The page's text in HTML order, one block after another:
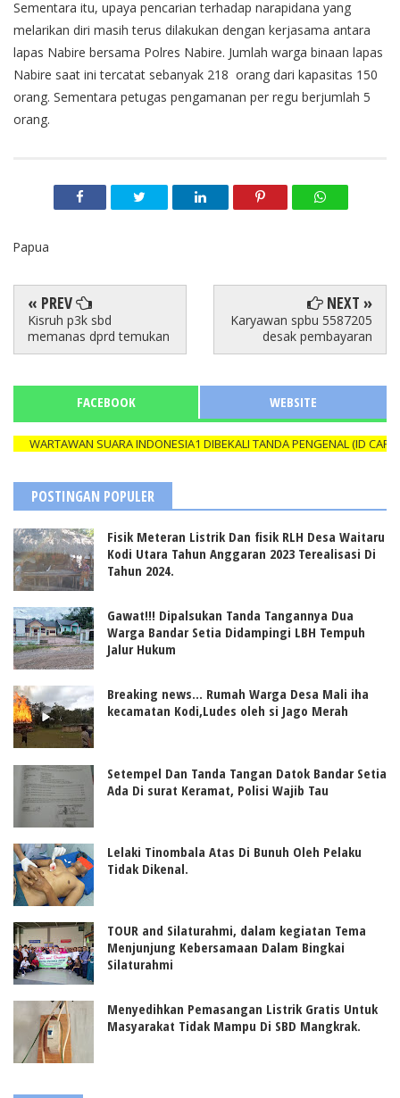
Sementara itu, upaya pencarian terhadap narapidana yang
melarikan diri masih terus dilakukan dengan kerjasama antara
lapas Nabire bersama Polres Nabire. Jumlah warga binaan lapas
Nabire saat ini tercatat sebanyak 218 orang dari kapasitas 150
orang. Sementara petugas pengamanan per regu berjumlah 5
orang.
Papua
« PREV
Kisruh p3k sbd
memanas dprd temukan
NEXT »
Karyawan spbu 5587205
desak pembayaran
FACEBOOK WEBSITE
SUARA INDONESIA1 DIBEKALI TANDA PENGENAL (ID CARD)
POSTINGAN POPULER
Fisik Meteran Listrik Dan fisik RLH Desa Waitaru
Kodi Utara Tahun Anggaran 2023 Terealisasi Di
Tahun 2024.
Gawat!!! Dipalsukan Tanda Tangannya Dua
Warga Bandar Setia Didampingi LBH Tempuh
Jalur Hukum
Breaking news... Rumah Warga Desa Mali iha
kecamatan Kodi,Ludes oleh si Jago Merah
Setempel Dan Tanda Tangan Datok Bandar Setia
Ada Di surat Keramat, Polisi Wajib Tau
Lelaki Tinombala Atas Di Bunuh Oleh Pelaku
Tidak Dikenal.
TOUR and Silaturahmi, dalam kegiatan Tema
Menjunjung Kebersamaan Dalam Bingkai
Silaturahmi
Menyedihkan Pemasangan Listrik Gratis Untuk
Masyarakat Tidak Mampu Di SBD Mangkrak.